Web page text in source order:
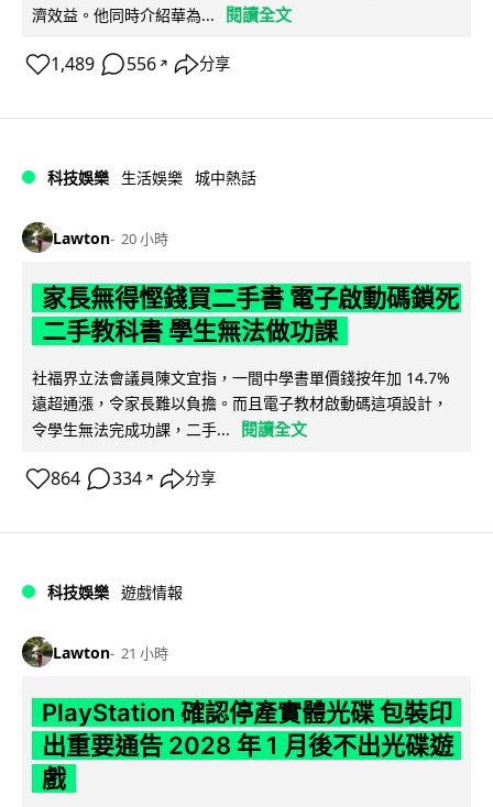
濟效益。他同時介紹華為...
閱讀全文
1,489 556 ↗ 分享
科技娛樂 生活娛樂 城中熱話
Lawton 20 小時
家長無得慳錢買二手書 電子啟動碼鎖死
二手教科書 學生無法做功課
社福界立法會議員陳文宜指，一間中學書單價錢按年加 14.7%
遠超通漲，令家長難以負擔。而且電子教材啟動碼這項設計，
令學生無法完成功課，二手...
閱讀全文
864 334 ↗ 分享
科技娛樂 遊戲情報
Lawton 21 小時
PlayStation 確認停產實體光碟 包裝印
出重要通告 2028 年 1 月後不出光碟遊
戲